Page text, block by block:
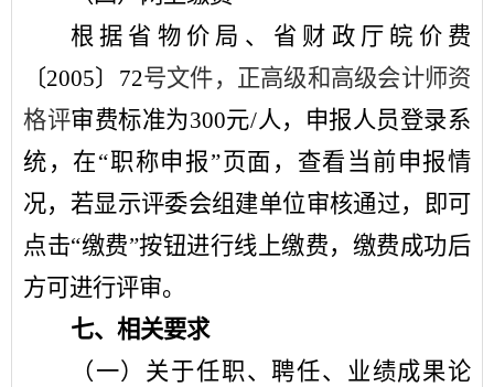
根据省物价局、省财政厅皖价费
〔2005〕 72号文件，正高级和高级会计师资
格评审费标准为300元/人， 申报人员登录系
统，在“职称申报”页面，查看当前申报情
况，若显示评委会组建单位审核通过，即可
点击“缴费”按钮进行线上缴费，缴费成功后
方可进行评审。
七、相关要求
（一）关于任职、聘任、业绩成果论